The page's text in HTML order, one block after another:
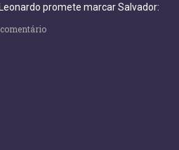
promete marcar Salvador: